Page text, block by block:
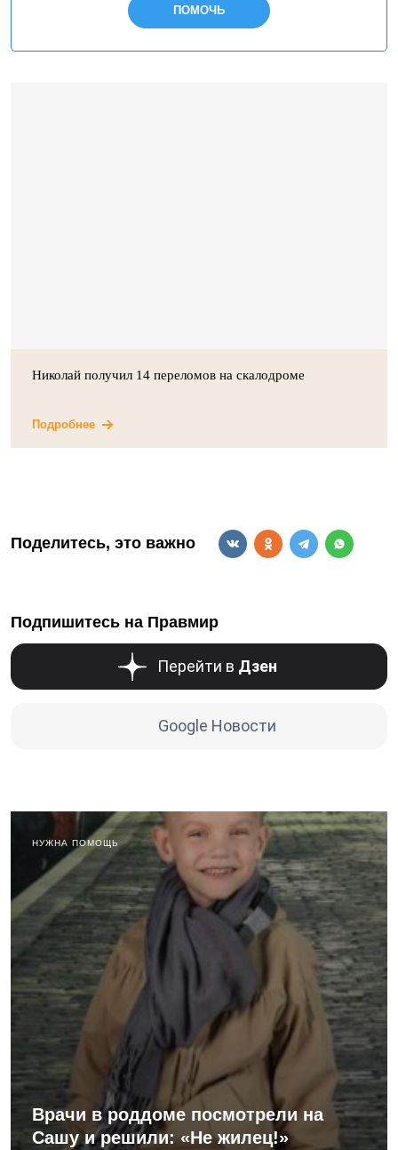
ПОМОЧЬ
Николай получил 14 переломов на скалодроме
Подробнее
Поделитесь, это важно
Подпишитесь на Правмир
Перейти в Дзен
Google Новости
НУЖНА ПОМОЩЬ
Врачи в роддоме посмотрели на
Сашу и решили: «Не жилец!»